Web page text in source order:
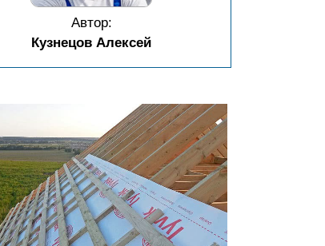
Автор:
Кузнецов Алексей